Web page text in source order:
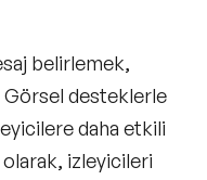
belirlemek,
Görsel desteklerle
daha etkili
izleyicileri